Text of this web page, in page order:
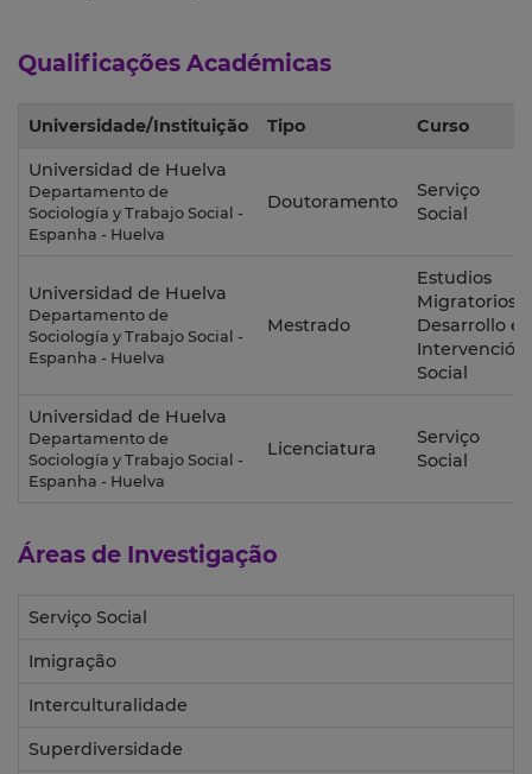
Qualificações Académicas
Universidade/Instituição Tipo Curso
Universidad de Huelva
Departamento de
Sociología y Trabajo Social -
Espanha - Huelva
Doutoramento
Serviço
Social
Universidad de Huelva
Departamento de
Sociología y Trabajo Social -
Espanha - Huelva
Mestrado
Estudios
Migratorios,
Desarrollo e
Intervención
Social
Universidad de Huelva
Departamento de
Sociología y Trabajo Social -
Espanha - Huelva
Licenciatura
Serviço
Social
Áreas de Investigação
Serviço Social
Imigração
Interculturalidade
Superdiversidade